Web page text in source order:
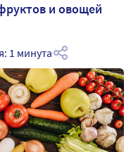
и овощей
1 минута